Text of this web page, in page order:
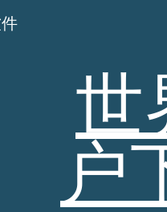
世
户